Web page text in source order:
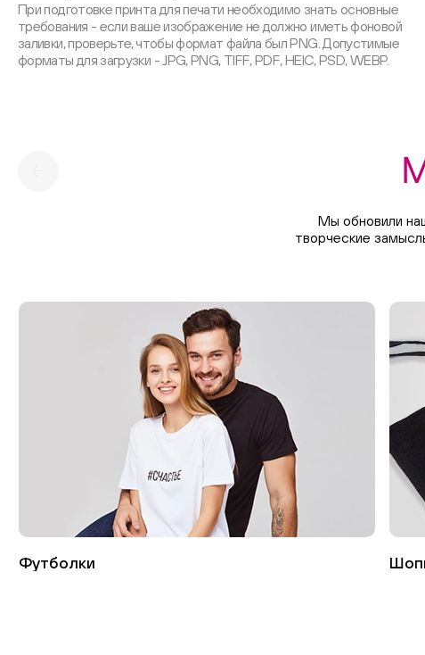
При подготовке принта для печати необходимо знать основные
требования - если ваше изображение не должно иметь фоновой
заливки, проверьте, чтобы формат файла был PNG. Допустимые
форматы для загрузки - JPG, PNG, TIFF, PDF, HEIC, PSD, WEBP.
Мы обновили
творческие
Футболки